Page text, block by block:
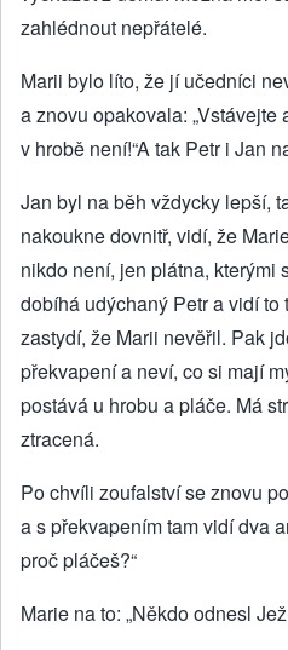
zahlédnout nepřátelé.
Marii bylo líto, že jí učedníci
a znovu opakovala:
v hrobě není!“A tak Petr i Jan
Jan byl na běh vždycky lepší,
nakoukne dovnitř, vidí, že
nikdo není, jen plátna, kterými
dobíhá udýchaný Petr a vidí to
zastydí, že Marii nevěřil. Pak
překvapení a neví, co si mají
postává u hrobu a pláče. Má
ztracená.
Po chvíli zoufalství se znovu
a s překvapením tam vidí dva
proč pláčeš?“
Marie na to: „Někdo odnesl